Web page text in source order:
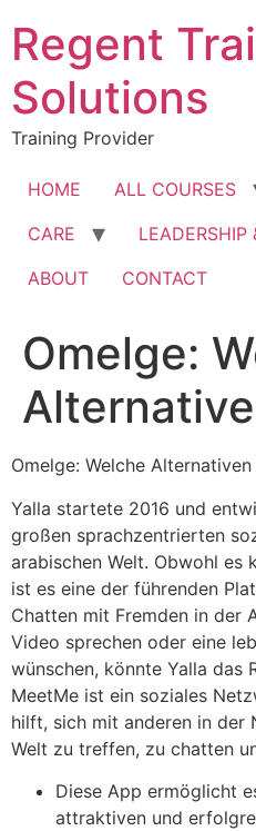
content
Regent
Solutions
Training Provider
HOME ALL COURSES
CARE
ABOUT
CONTACT
Omelge:
Omelge: Welche
Yalla startete 2016 und
großen sprachzentrierten
arabischen Welt. Obwohl es
ist es eine der führenden
Chatten mit Fremden in der
Video sprechen oder eine
wünschen, könnte Yalla das
MeetMe ist ein soziales
hilft, sich mit anderen in der
Welt zu treffen, zu chatten
Diese App ermöglicht
attraktiven und